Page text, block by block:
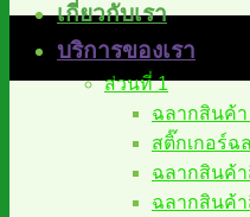
เกี่ยวกับเรา
บริการของเรา
ส่วนที่ 1
ฉลากสินค้า
สติ๊กเกอร์ฉ
ฉลากสินค้
ฉลากสินค้า